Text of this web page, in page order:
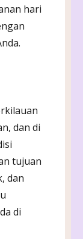
hari
dan di
tujuan
dan
di